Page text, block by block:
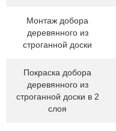
Монтаж добора
деревянного из
строганной доски
Покраска добора
деревянного из
строганной доски в 2
слоя